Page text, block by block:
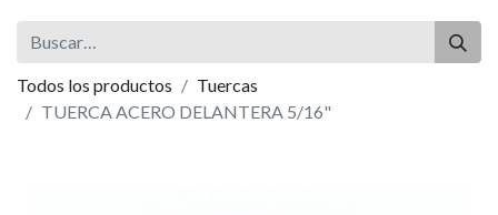
Todos los productos
Tuercas
TUERCA ACERO DELANTERA 5/16"